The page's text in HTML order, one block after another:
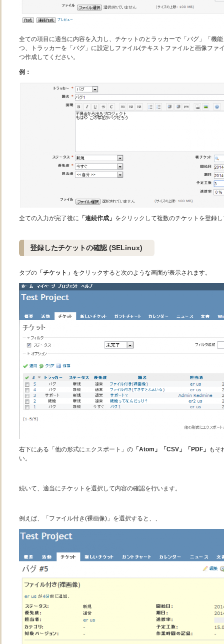
全ての項目に適当に内容を入力し、チケットのとラッカーで「バグ」「機
つ、トラッカーを「バグ」に設定しファイル(テキストファイルと画像ファ
つ作成してください。
例：
全ての入力が完了後に 「連続作成」 をクリックして複数のチケットを登録
登録したチケットの確認 (SELinux)
タブの 「チケット」 をクリックすると次のような画面が表示されます。
右下にある「他の形式にエクスポート」の 「Atom」「CSV」「PDF」 もそ
い。
続いて、適当にチケットを選択して内容の確認を行います。
例えば、「ファイル付き(裸画像)」を選択すると、、